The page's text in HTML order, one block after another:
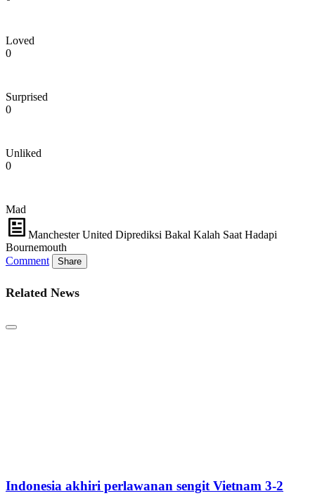
Loved
0
Surprised
0
Unliked
0
Mad
Manchester United Diprediksi Bakal Kalah Saat Hadapi
Bournemouth
Comment
Share
Related News
Indonesia akhiri perlawanan sengit Vietnam 3-2